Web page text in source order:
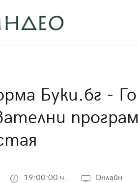
Приложна
Буки.бг -
19:00:00 ч. Онлайн